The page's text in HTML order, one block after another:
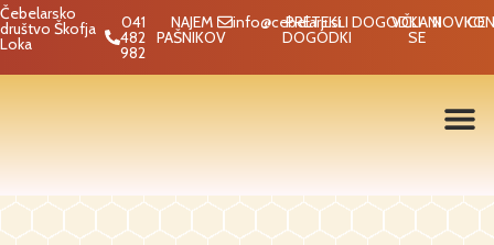
Čebelarsko
društvo Škofja
Loka
041
482
982
NAJEM
PAŠNIKOV
info@cebelarji.si
PRETEKLI
DOGODKI
DOGODKI
VČLANI
SE
NOVICE